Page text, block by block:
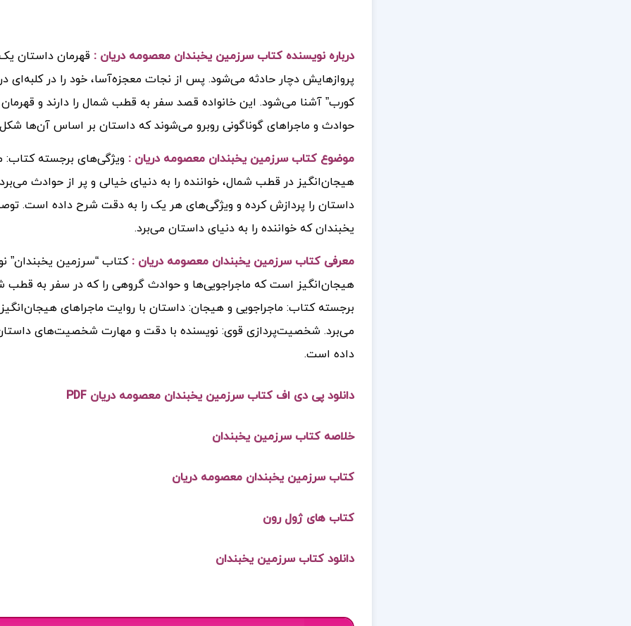
درباره نویسنده کتاب سرزمین یخبندان معصومه دریان : قهرمان داستان یک
پروازهایش دچار حادثه می‌شود. پس از نجات معجزه‌آسا، خود را در کلبه‌ای
کورب” آشنا می‌شود. این خانواده قصد سفر به قطب شمال را دارند و
حوادث و ماجراهای گوناگونی روبرو می‌شوند که داستان بر اساس آن‌ها
موضوع کتاب سرزمین یخبندان معصومه دریان : ویژگی‌های برجسته کتاب:
هیجان‌انگیز در قطب شمال، خواننده را به دنیای خیالی و پر از حوادث
داستان را پردازش کرده و ویژگی‌های هر یک را به دقت شرح داده است.
یخبندان که خواننده را به دنیای داستان می‌برد.
معرفی کتاب سرزمین یخبندان معصومه دریان :کتاب “سرزمین یخبندان”
هیجان‌انگیز است که ماجراجویی‌ها و حوادث گروهی را که در سفر به قطب
برجسته کتاب: ماجراجویی و هیجان: داستان با روایت ماجراهای
می‌برد. شخصیت‌پردازی قوی: نویسنده با دقت و مهارت شخصیت‌های
داده است.
دانلود پی دی اف کتاب سرزمین یخبندان معصومه دریان PDF
خلاصه کتاب سرزمین یخبندان
کتاب سرزمین یخبندان معصومه دریان
کتاب های ژول رون
دانلود کتاب سرزمین یخبندان